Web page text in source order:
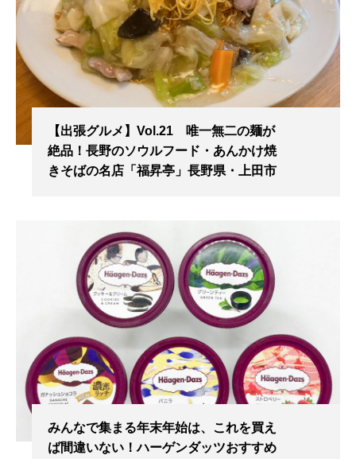
【出張グルメ】Vol.21 唯一無二の麺が
絶品！長野のソウルフード・あんかけ焼
きそばの名店「福昇亭」長野県・上田市
みんなで集まる年末年始は、これを買え
ば間違いない！ハーゲンダッツおすすめ